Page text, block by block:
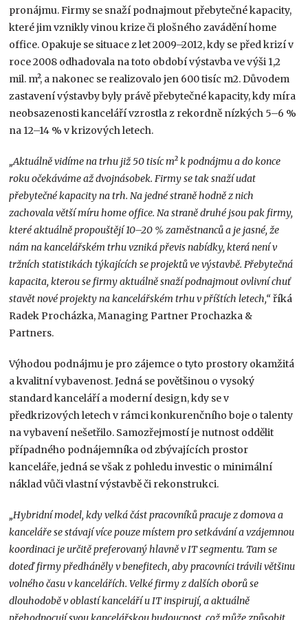
pronájmu. Firmy se snaží podnajmout přebytečné kapacity,
které jim vznikly vinou krize či plošného zavádění home
office. Opakuje se situace z let 2009–2012, kdy se před krizí v
roce 2008 odhadovala na toto období výstavba ve výši 1,2
mil. m², a nakonec se realizovalo jen 600 tisíc m2. Důvodem
zastavení výstavby byly právě přebytečné kapacity, kdy míra
neobsazenosti kanceláří vzrostla z rekordně nízkých 5–6 %
na 12–14 % v krizových letech.
„Aktuálně vidíme na trhu již 50 tisíc m² k podnájmu a do konce
roku očekáváme až dvojnásobek. Firmy se tak snaží udat
přebytečné kapacity na trh. Na jedné straně hodně z nich
zachovala větší míru home office. Na straně druhé jsou pak firmy,
které aktuálně propouštějí 10–20 % zaměstnanců a je jasné, že
nám na kancelářském trhu vzniká převis nabídky, která není v
tržních statistikách týkajících se projektů ve výstavbě. Přebytečná
kapacita, kterou se firmy aktuálně snaží podnajmout ovlivní chuť
stavět nové projekty na kancelářském trhu v příštích letech,“říká
Radek Procházka, Managing Partner Prochazka &
Partners.
Výhodou podnájmu je pro zájemce o tyto prostory okamžitá
a kvalitní vybavenost. Jedná se povětšinou o vysoký
standard kanceláří a moderní design, kdy se v
předkrizových letech v rámci konkurenčního boje o talenty
na vybavení nešetřilo. Samozřejmostí je nutnost oddělit
případného podnájemníka od zbývajících prostor
kanceláře, jedná se však z pohledu investic o minimální
náklad vůči vlastní výstavbě či rekonstrukci.
„Hybridní model, kdy velká část pracovníků pracuje z domova a
kanceláře se stávají více pouze místem pro setkávání a vzájemnou
koordinaci je určitě preferovaný hlavně v IT segmentu. Tam se
doteď firmy předháněly v benefitech, aby pracovníci trávili většinu
volného času v kancelářích. Velké firmy z dalších oborů se
dlouhodobě v oblastí kanceláří u IT inspirují, a aktuálně